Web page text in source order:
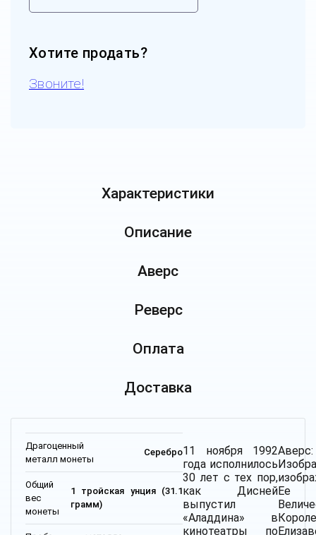
Хотите продать?
Звоните!
Характеристики
Описание
Аверс
Реверс
Оплата
Доставка
Драгоценный
металл монеты
Серебро
Общий
вес
монеты
1 тройская унция (31.1
грамм)
11 ноября 1992
года исполнилось
30 лет с тех пор,
как Дисней
выпустил
«Аладдина» в
кинотеатры по
Аверс:
Ее